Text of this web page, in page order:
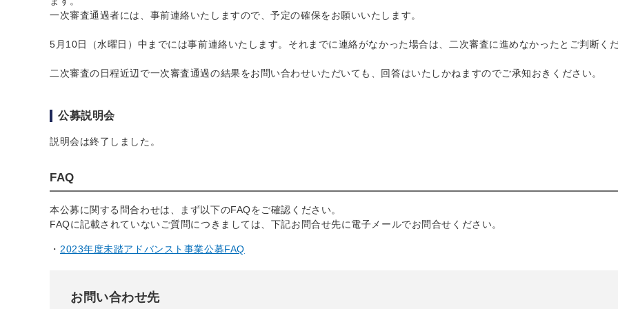
一次審査通過者には、事前連絡いたしますので、予定の確保をお願いいたします。
5月10日（水曜日）中までには事前連絡いたします。それまでに連絡がなかった場合は、二次審査に進めなかったとご判断く
二次審査の日程近辺で一次審査通過の結果をお問い合わせいただいても、回答はいたしかねますのでご承知おきください。
公募説明会
説明会は終了しました。
FAQ
本公募に関する問合わせは、まず以下のFAQをご確認ください。
FAQに記載されていないご質問につきましては、下記お問合せ先に電子メールでお問合せください。
2023年度未踏アドバンスト事業公募FAQ
お問い合わせ先